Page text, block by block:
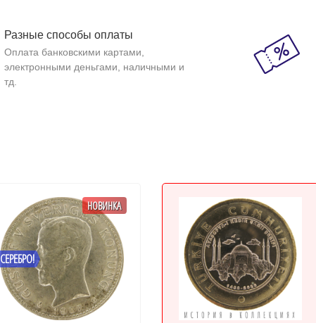
Разные способы оплаты
Оплата банковскими картами,
электронными деньгами, наличными и
тд.
СЕРЕБРО!
НОВИНКА